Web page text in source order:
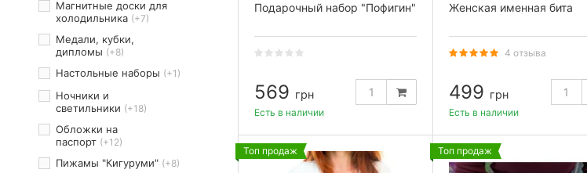
Подарочный набор "Пофигин"
569 грн
Есть в наличии
Женская именная бита
4 отзыва
499 грн
Есть в наличии
Топ продаж Топ продаж
Магнитные доски для
холодильника (+7)
Медали, кубки,
дипломы (+8)
Настольные наборы (+1)
Ночники и
светильники (+18)
Обложки на
паспорт (+12)
Пижамы "Кигуруми" (+8)